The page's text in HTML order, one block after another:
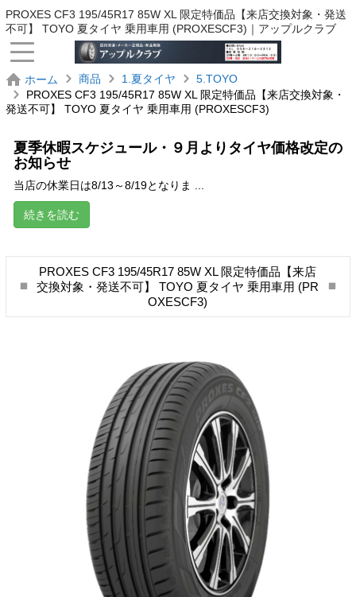
PROXES CF3 195/45R17 85W XL 限定特価品【来店交換対象・発送
不可】 TOYO 夏タイヤ 乗用車用 (PROXESCF3)｜アップルクラブ
ホーム 商品 1.夏タイヤ
5.TOYO
PROXES CF3 195/45R17 85W XL 限定特価品【来店交換対象・
発送不可】 TOYO 夏タイヤ 乗用車用 (PROXESCF3)
夏季休暇スケジュール・９月よりタイヤ価格改定の
お知らせ
当店の休業日は8/13～8/19となりま ...
続きを読む
PROXES CF3 195/45R17 85W XL 限定特価品【来店
交換対象・発送不可】 TOYO 夏タイヤ 乗用車用 (PR
OXESCF3)